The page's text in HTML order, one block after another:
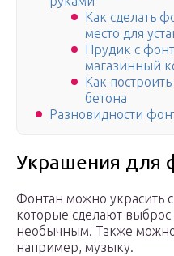
Как сделать
место для
Прудик с
магазинный
Как
бетона
Разновидности
Украшения для
Фонтан можно украсить
которые сделают
необычным. Также можно
например, музыку.